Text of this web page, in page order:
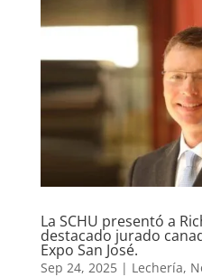
La SCHU presentó a
destacado jurado
Expo San José.
Sep 24, 2025| Lechería,